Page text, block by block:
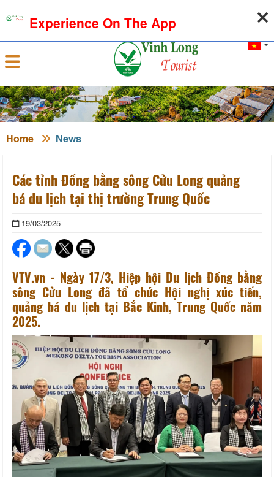
Sign in
Home News
Các tỉnh Đồng bằng sông Cửu Long quảng
bá du lịch tại thị trường Trung Quốc
19/03/2025
VTV.vn - Ngày 17/3, Hiệp hội Du lịch Đồng bằng
sông Cửu Long đã tổ chức Hội nghị xúc tiến,
quảng bá du lịch tại Bắc Kinh, Trung Quốc năm
2025.
Experience On The App